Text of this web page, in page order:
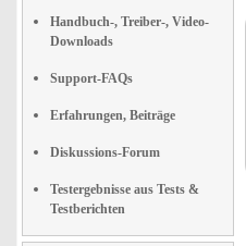
Handbuch-, Treiber-, Video-
Downloads
Support-FAQs
Erfahrungen, Beiträge
Diskussions-Forum
Testergebnisse aus Tests &
Testberichten